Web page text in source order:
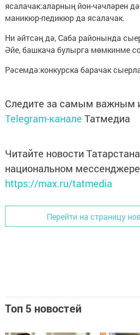
ясалачак:аларның йон-чәчләрен
маникюр-педикюр да ясалачак.
Ни әйтсәң дә, Саба районында
Әйе, башкача булырга мөмкинме
Рәсемдә:конкурска барачак
Следите за самым важным
Telegram-канале Татмедиа
Читайте новости
национальном
https://max.ru/tatmedia
Перейти на страницу
Топ 5 новостей